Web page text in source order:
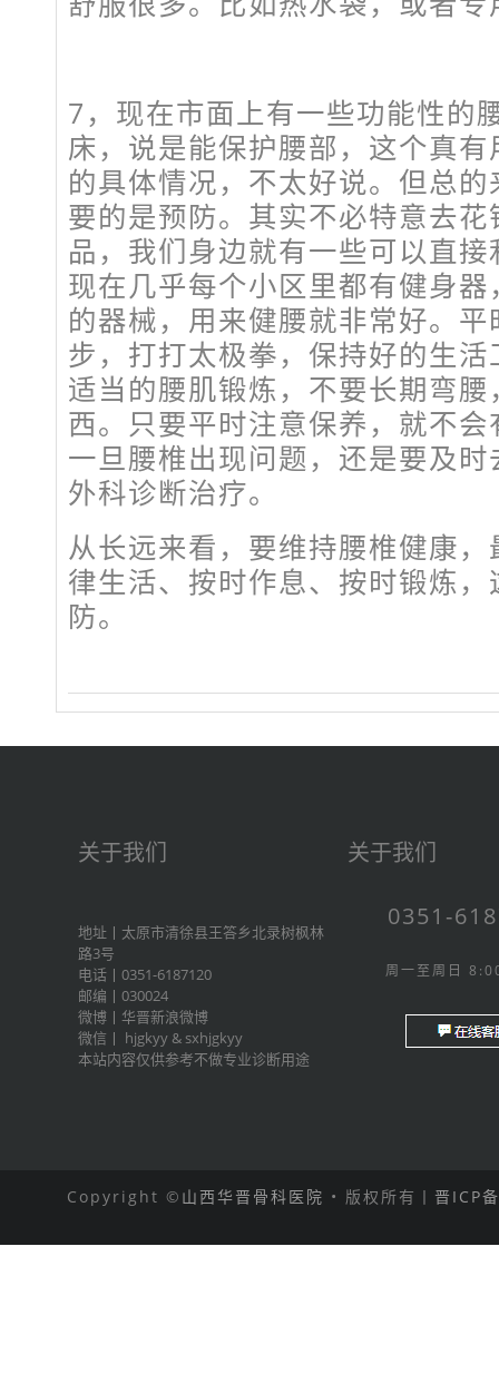
7，现在市面上有一些功能性的
床，说是能保护腰部，这个真
的具体情况，不太好说。但总
要的是预防。其实不必特意去
品，我们身边就有一些可以直
现在几乎每个小区里都有健身
的器械，用来健腰就非常好。
步，打打太极拳，保持好的生
适当的腰肌锻炼，不要长期弯
西。只要平时注意保养，就不
一旦腰椎出现问题，还是要及
外科诊断治疗。
从长远来看，要维持腰椎健康
律生活、按时作息、按时锻炼
防。
关于我们
地址丨太原市清徐县王答乡北录树枫林
路3号
电话丨0351-6187120
邮编丨030024
微博丨 华晋新浪微博
微信丨 hjgkyy & sxhjgkyy
本站内容仅供参考不做专业诊断用途
关于我们
0351-
周一至周日
Copyright © 山西华晋骨科医院 • 版权所有丨 晋ICP